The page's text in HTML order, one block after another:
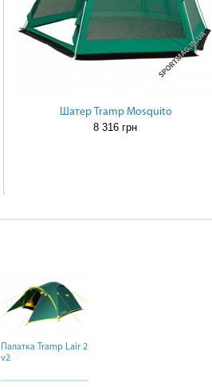
Шатер Tramp Mosquito
8 316 грн
Палатка Tramp Lair 2
v2